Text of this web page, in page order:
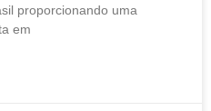
proporcionando uma
em